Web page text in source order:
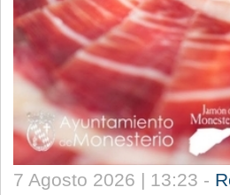
7 Agosto 2026 | 13:23 -